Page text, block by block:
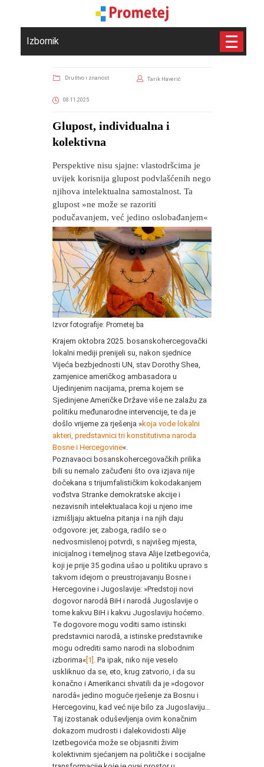
Izbornik
Društvo i znanost Tarik Haverić
08.11.2025
Glupost, individualna i
kolektivna
Perspektive nisu sjajne: vlastodršcima je
uvijek korisnija glupost podvlašćenih nego
njihova intelektualna samostalnost. Ta
glupost »ne može se razoriti
podučavanjem, već jedino oslobađanjem«
Izvor fotografije: Prometej.ba
Krajem oktobra 2025. bosanskohercegovački
lokalni mediji prenijeli su, nakon sjednice
Vijeća bezbjednosti UN, stav Dorothy Shea,
zamjenice američkog ambasadora u
Ujedinjenim nacijama, prema kojem se
Sjedinjene Američke Države više ne zalažu za
politiku međunarodne intervencije, te da je
došlo vrijeme za rješenja »koja vode lokalni
akteri, predstavnici tri konstitutivna naroda
Bosne i Hercegovine«.
Poznavaoci bosanskohercegovačkih prilika
bili su nemalo začuđeni što ova izjava nije
dočekana s trijumfalističkim kokodakanjem
vođstva Stranke demokratske akcije i
nezavisnih intelektualaca koji u njeno ime
izmišljaju aktuelna pitanja i na njih daju
odgovore: jer, zaboga, radilo se o
nedvosmislenoj potvrdi, s najvišeg mjesta,
inicijalnog i temeljnog stava Alije Izetbegovića,
koji je prije 35 godina ušao u politiku upravo s
takvom idejom o preustrojavanju Bosne i
Hercegovine i Jugoslavije: »Predstoji novi
dogovor narodâ BiH i narodâ Jugoslavije o
tome kakvu BiH i kakvu Jugoslaviju hoćemo.
Te dogovore mogu voditi samo istinski
predstavnici narodâ, a istinske predstavnike
mogu odrediti samo narodi na slobodnim
izborima« [1]
. Pa ipak, niko nije veselo
uskliknuo da se, eto, krug zatvorio, i da su
konačno i Amerikanci shvatili da je »dogovor
narodâ« jedino moguće rješenje za Bosnu i
Hercegovinu, kad već nije bilo za Jugoslaviju…
Taj izostanak oduševljenja ovim konačnim
dokazom mudrosti i dalekovidosti Alije
Izetbegovića može se objasniti živim
kolektivnim sjećanjem na političke i socijalne